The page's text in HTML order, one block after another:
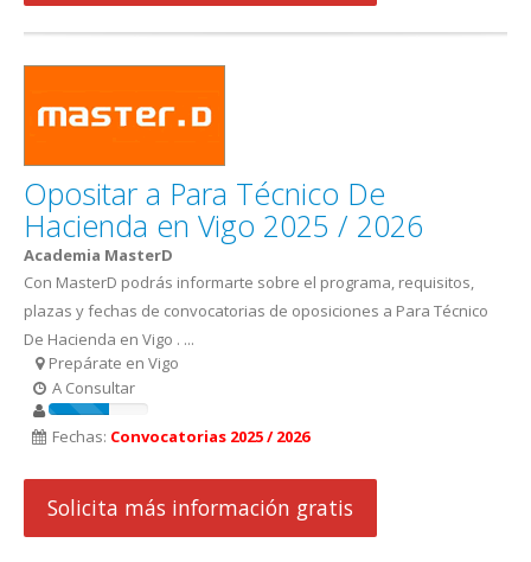
Opositar a Para Técnico De
Hacienda en Vigo 2025 / 2026
Academia MasterD
Con MasterD podrás informarte sobre el programa, requisitos,
plazas y fechas de convocatorias de oposiciones a Para Técnico
De Hacienda en Vigo . ...
Prepárate en Vigo
A Consultar
Fechas: Convocatorias 2025 / 2026
Solicita más información gratis